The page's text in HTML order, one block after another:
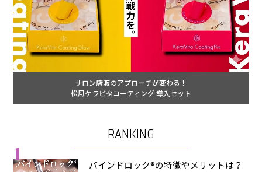
サロン店販のアプローチが変わる！
松風ケラビタコーティング 導入セット
RANKING
1
バインドロック®の特徴やメリットは？